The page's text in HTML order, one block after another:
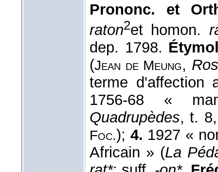
Prononc. et
raton2et homon.
dep. 1798.
(Jean de Meung,
terme d'affection
1756-68 «
Quadrupèdes, t.
Foc.); 4. 1927 «
Africain » (La